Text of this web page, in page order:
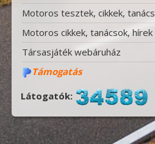
Motoros tesztek, cikkek,
Motoros cikkek, tanácsok, hírek
Társasjáték webáruház
Támogatás
Látogatók: